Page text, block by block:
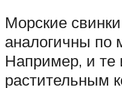
Морские
аналогичны по
Например, и те
растительным